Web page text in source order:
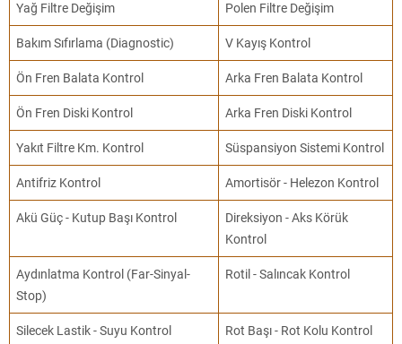
Yağ Filtre Değişim Polen Filtre Değişim
Bakım Sıfırlama (Diagnostic) V Kayış Kontrol
Ön Fren Balata Kontrol Arka Fren Balata Kontrol
Ön Fren Diski Kontrol Arka Fren Diski Kontrol
Yakıt Filtre Km. Kontrol Süspansiyon Sistemi Kontrol
Antifriz Kontrol Amortisör - Helezon Kontrol
Akü Güç - Kutup Başı Kontrol
Direksiyon - Aks Körük
Kontrol
Aydınlatma Kontrol (Far-Sinyal-
Stop)
Rotil - Salıncak Kontrol
Silecek Lastik - Suyu Kontrol Rot Başı - Rot Kolu Kontrol